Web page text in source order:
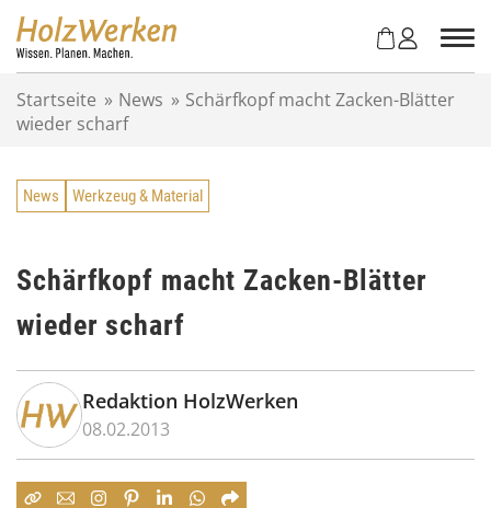
Startseite » News » Schärfkopf macht Zacken-Blätter
wieder scharf
News Werkzeug & Material
Schärfkopf macht Zacken-Blätter
wieder scharf
Redaktion HolzWerken
08.02.2013